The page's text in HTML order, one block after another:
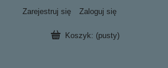
Zarejestruj się Zaloguj się
Koszyk: (pusty)